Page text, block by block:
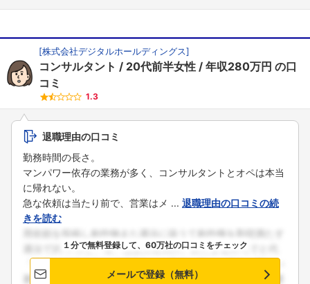
[株式会社デジタルホールディングス]
コンサルタント 20代前半女性 年収280万円 の口
コミ
1.3
退職理由の口コミ
勤務時間の長さ。
マンパワー依存の業務が多く、コンサルタントとオペは本当
に帰れない。
急な依頼は当たり前で、営業はメ ... 退職理由の口コミの続
きを読む
１分で無料登録して、60万社の口コミをチェック
メールで登録（無料）